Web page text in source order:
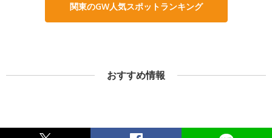
関東のGW人気スポットランキング
おすすめ情報